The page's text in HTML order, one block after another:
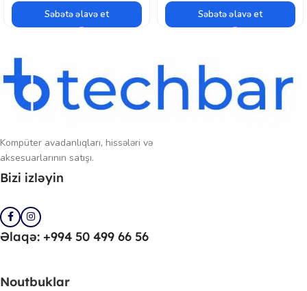
Səbətə əlavə et Səbətə əlavə et
Kompüter avadanlıqları, hissələri və
aksesuarlarının satışı.
Bizi izləyin
Əlaqə: +994 50 499 66 56
Noutbuklar